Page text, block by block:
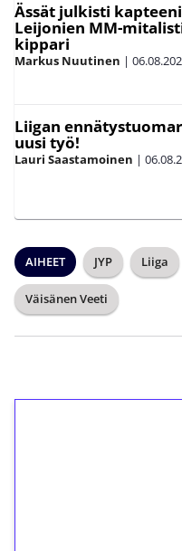
Ässät julkisti
Leijonien MM-
kippari
Markus Nuutinen |
Liigan
uusi työ!
Lauri Saastamoinen |
AIHEET JYP Liiga
Väisänen Veeti